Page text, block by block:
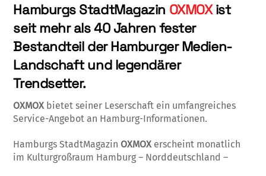
Hamburgs StadtMagazin OXMOXist
seit mehr als 40 Jahren fester
Bestandteil der Hamburger Medien-
Landschaft und legendärer
Trendsetter.
OXMOX bietet seiner Leserschaft ein umfangreiches
Service-Angebot an Hamburg-Informationen.
Hamburgs StadtMagazin OXMOX erscheint monatlich
im Kulturgroßraum Hamburg – Norddeutschland –